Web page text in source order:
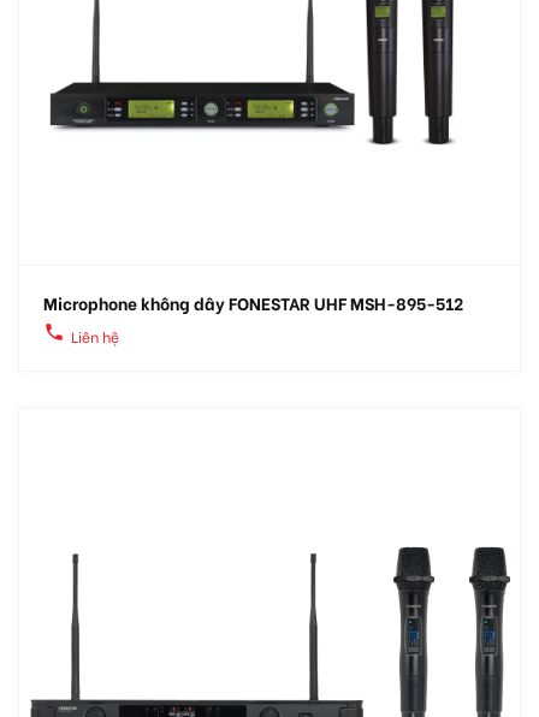
Microphone không dây FONESTAR UHF MSH-895-512
local_phone Liên hệ